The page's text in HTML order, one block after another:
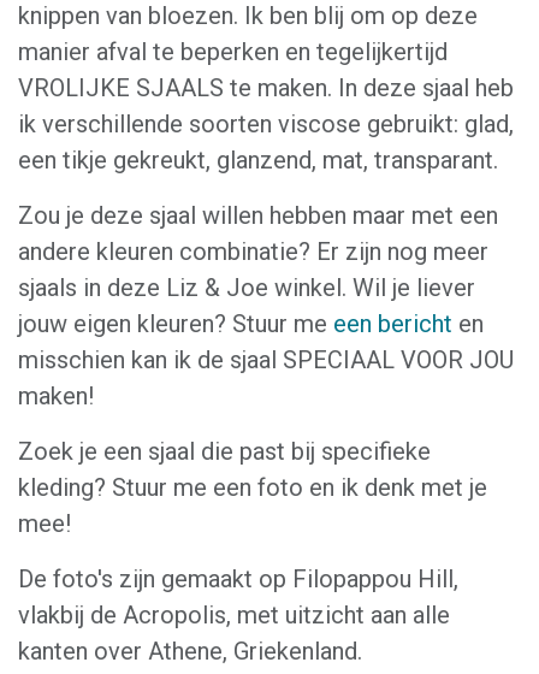
knippen van bloezen. Ik ben blij om op deze
manier afval te beperken en tegelijkertijd
VROLIJKE SJAALS te maken. In deze sjaal heb
ik verschillende soorten viscose gebruikt: glad,
een tikje gekreukt, glanzend, mat, transparant.
Zou je deze sjaal willen hebben maar met een
andere kleuren combinatie? Er zijn nog meer
sjaals in deze Liz & Joe winkel. Wil je liever
jouw eigen kleuren? Stuur me een bericht en
misschien kan ik de sjaal SPECIAAL VOOR JOU
maken!
Zoek je een sjaal die past bij specifieke
kleding? Stuur me een foto en ik denk met je
mee!
De foto's zijn gemaakt op Filopappou Hill,
vlakbij de Acropolis, met uitzicht aan alle
kanten over Athene, Griekenland.